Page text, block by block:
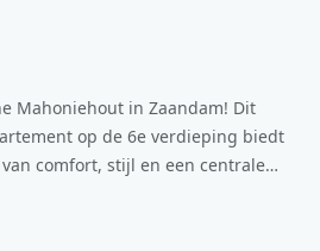
Mahoniehout in Zaandam! Dit
op de 6e verdieping biedt
comfort, stijl en een centrale
van €1.576 per maand